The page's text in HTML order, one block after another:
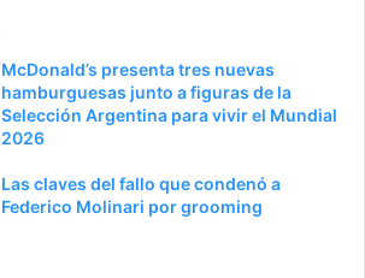
McDonald’s presenta tres nuevas
hamburguesas junto a figuras de la
Selección Argentina para vivir el Mundial
2026
Las claves del fallo que condenó a
Federico Molinari por grooming